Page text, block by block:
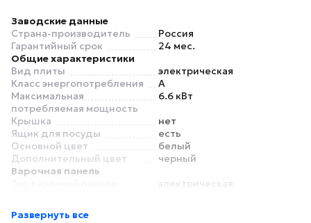
Заводские данные
Страна-производитель
Россия
Гарантийный срок
24 мес.
Общие характеристики
Вид плиты
электрическая
Класс энергопотребления
A
Максимальная
потребляемая мощность
6.6 кВт
Крышка
нет
Ящик для посуды
есть
Основной цвет
белый
Дополнительный цвет
черный
Варочная панель
электрическая
Развернуть все